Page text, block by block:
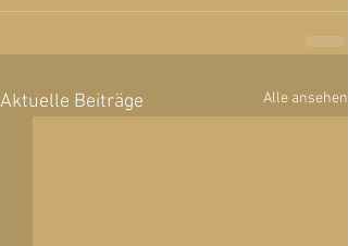
Aktuelle Beiträge Alle ansehen